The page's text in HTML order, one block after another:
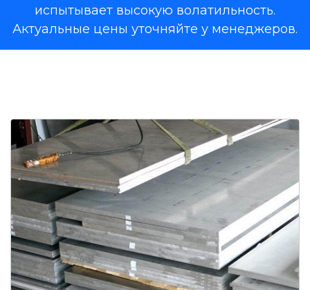
испытывает высокую волатильность.
Актуальные цены уточняйте у менеджеров.